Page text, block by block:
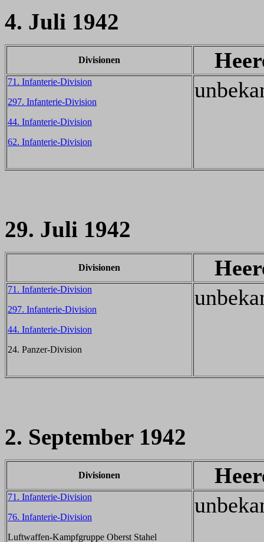
4. Juli 1942
Divisionen
71. Infanterie-Division
297. Infanterie-Division
44. Infanterie-Division
62. Infanterie-Division
29. Juli 1942
Divisionen
71. Infanterie-Division
297. Infanterie-Division
44. Infanterie-Division
24. Panzer-Division
2. September 1942
Divisionen
71. Infanterie-Division
76. Infanterie-Division
Luftwaffen-Kampfgruppe Oberst Stahel